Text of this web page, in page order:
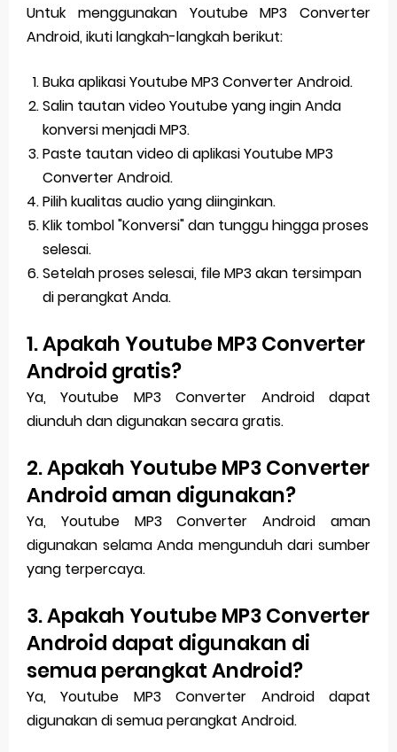
Untuk menggunakan Youtube MP3 Converter
Android, ikuti langkah-langkah berikut:
Buka aplikasi Youtube MP3 Converter Android.
Salin tautan video Youtube yang ingin Anda
konversi menjadi MP3.
Paste tautan video di aplikasi Youtube MP3
Converter Android.
Pilih kualitas audio yang diinginkan.
Klik tombol "Konversi" dan tunggu hingga proses
selesai.
Setelah proses selesai, file MP3 akan tersimpan
di perangkat Anda.
1. Apakah Youtube MP3 Converter
Android gratis?
Ya, Youtube MP3 Converter Android dapat
diunduh dan digunakan secara gratis.
2. Apakah Youtube MP3 Converter
Android aman digunakan?
Ya, Youtube MP3 Converter Android aman
digunakan selama Anda mengunduh dari sumber
yang terpercaya.
3. Apakah Youtube MP3 Converter
Android dapat digunakan di
semua perangkat Android?
Ya, Youtube MP3 Converter Android dapat
digunakan di semua perangkat Android.